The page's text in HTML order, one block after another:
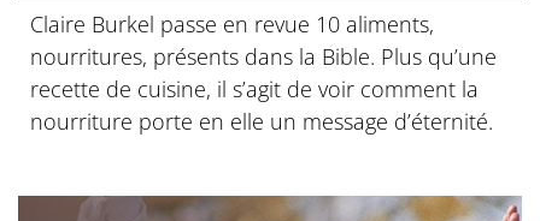
Claire Burkel passe en revue 10 aliments,
nourritures, présents dans la Bible. Plus qu’une
recette de cuisine, il s’agit de voir comment la
nourriture porte en elle un message d’éternité.